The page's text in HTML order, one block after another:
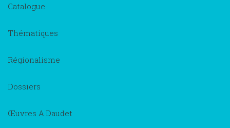
Catalogue
Thématiques
Régionalisme
Dossiers
Œuvres A.Daudet